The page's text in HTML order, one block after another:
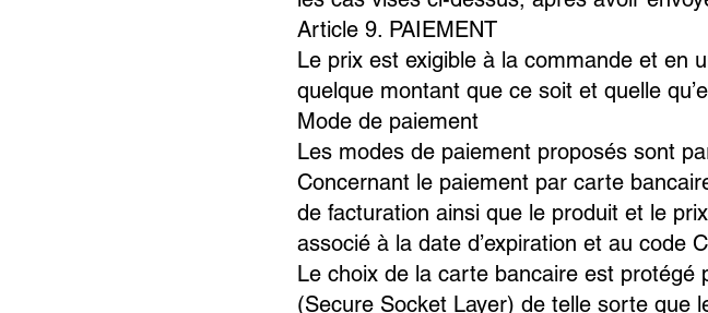
Article 9. PAIEMENT
Le prix est exigible à la commande et en
quelque montant que ce soit et quelle
Mode de paiement
Les modes de paiement proposés sont
Concernant le paiement par carte
de facturation ainsi que le produit et le
associé à la date d’expiration et au code
Le choix de la carte bancaire est protégé
(Secure Socket Layer) de telle sorte que